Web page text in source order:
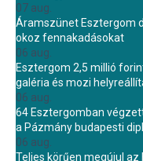
07 aug.
Áramszünet Esztergom
okoz fennakadásokat
06 aug.
Esztergom 2,5 millió
galéria és mozi
06 aug.
64 Esztergomban
a Pázmány budapesti
06 aug.
Teljes körűen megújul